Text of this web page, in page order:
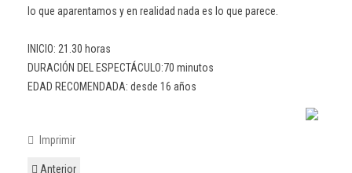
lo que aparentamos y en realidad nada es lo que parece.
INICIO: 21.30 horas
DURACIÓN DEL ESPECTÁCULO:70 minutos
EDAD RECOMENDADA: desde 16 años
Imprimir
Anterior